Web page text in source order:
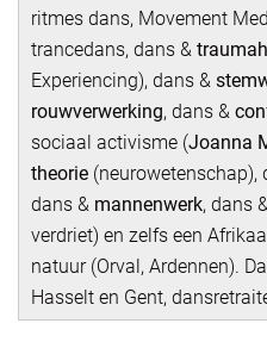
ritmes dans, Movement
trancedans, dans &
Experiencing), dans &
rouwverwerking, dans &
sociaal activisme (Joanna
theorie (neurowetenschap),
dans & mannenwerk, dans &
verdriet) en zelfs een
natuur (Orval, Ardennen).
Hasselt en Gent,